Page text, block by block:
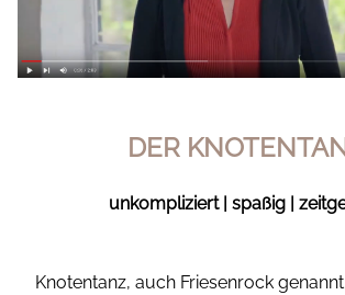
DER
unkompliziert | spaßig |
Knotentanz, auch Friesenrock